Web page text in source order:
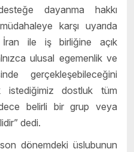
dayanma hakkı
karşı uyarıda
İran ile iş birliğine açık
ulusal egemenlik ve
gerçekleşebileceğini
istediğimiz dostluk tüm
belirli bir grup veya
dedi.
dönemdeki üslubunun